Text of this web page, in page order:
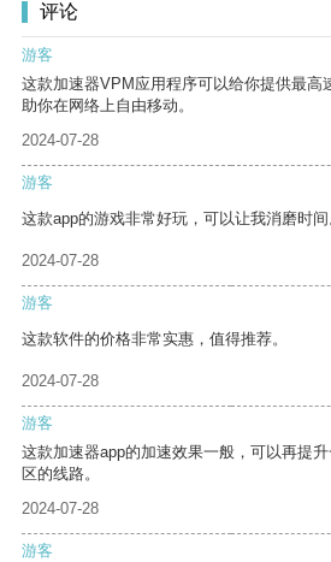
评论
游客
这款加速器VPM应用程序可以给你提供最高
助你在网络上自由移动。
2024-07-28
游客
这款app的游戏非常好玩，可以让我消磨时间
2024-07-28
游客
这款软件的价格非常实惠，值得推荐。
2024-07-28
游客
这款加速器app的加速效果一般，可以再提
区的线路。
2024-07-28
游客